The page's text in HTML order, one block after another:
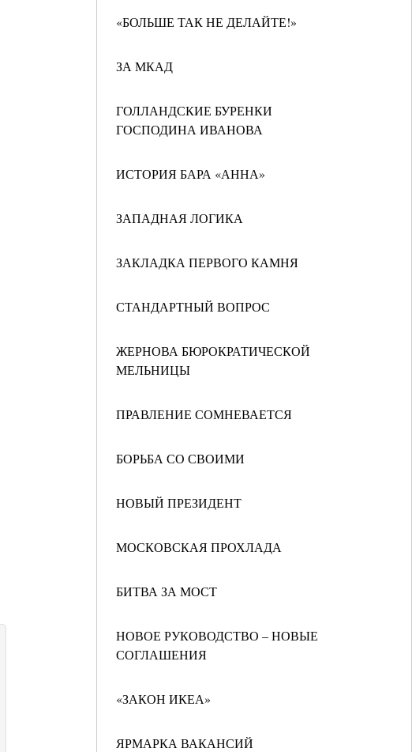
«БОЛЬШЕ ТАК НЕ ДЕЛАЙТЕ!»
ЗА МКАД
ГОЛЛАНДСКИЕ БУРЕНКИ
ГОСПОДИНА ИВАНОВА
ИСТОРИЯ БАРА «АННА»
ЗАПАДНАЯ ЛОГИКА
ЗАКЛАДКА ПЕРВОГО КАМНЯ
СТАНДАРТНЫЙ ВОПРОС
ЖЕРНОВА БЮРОКРАТИЧЕСКОЙ
МЕЛЬНИЦЫ
ПРАВЛЕНИЕ СОМНЕВАЕТСЯ
БОРЬБА СО СВОИМИ
НОВЫЙ ПРЕЗИДЕНТ
МОСКОВСКАЯ ПРОХЛАДА
БИТВА ЗА МОСТ
НОВОЕ РУКОВОДСТВО – НОВЫЕ
СОГЛАШЕНИЯ
«ЗАКОН ИКЕА»
ЯРМАРКА ВАКАНСИЙ